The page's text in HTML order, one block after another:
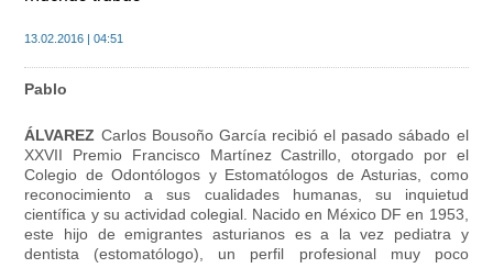
13.02.2016 | 04:51
Pablo
ÁLVAREZ Carlos Bousoño García recibió el pasado sábado el
XXVII Premio Francisco Martínez Castrillo, otorgado por el
Colegio de Odontólogos y Estomatólogos de Asturias, como
reconocimiento a sus cualidades humanas, su inquietud
científica y su actividad colegial. Nacido en México DF en 1953,
este hijo de emigrantes asturianos es a la vez pediatra y
dentista (estomatólogo), un perfil profesional muy poco